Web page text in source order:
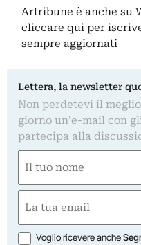
Artribune è anche su
cliccare qui per
sempre aggiornati
Lettera, la newsletter
Non perdetevi il
giorno un'e-mail con
partecipa alla
(Obbligatorio)
(Obbligatorio)
Opzioni
Voglio ricevere anche